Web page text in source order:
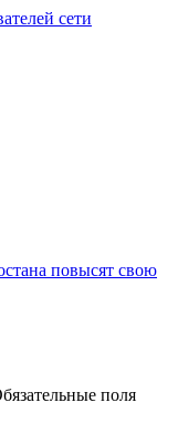
сети
повысят свою
поля